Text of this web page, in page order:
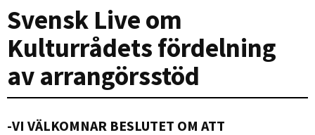
Svensk Live om
Kulturrådets fördelning
av arrangörsstöd
-VI VÄLKOMNAR BESLUTET OM ATT